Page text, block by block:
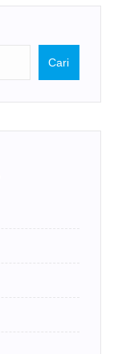
Cari